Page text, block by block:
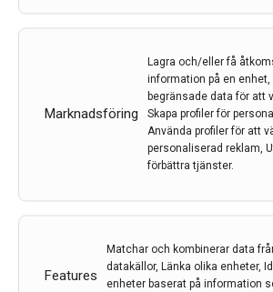
Marknadsföring
Lagra och/eller få
information på en enhet,
begränsade data för att
Skapa profiler för
Använda profiler för att
personaliserad reklam,
förbättra tjänster.
Features
Matchar och kombinerar data
datakällor, Länka olika enheter,
enheter baserat på information
Hjalmar Bjartmarz,Parkinsons
Skånes universitetssjukhus,Tourettes
Genom att stimulera hjärnan med en
elektrod blockeras störande signaler
bättre liv. Metoden är inte ny, men en
som Skånes universitetssjukhus nu
av är det.